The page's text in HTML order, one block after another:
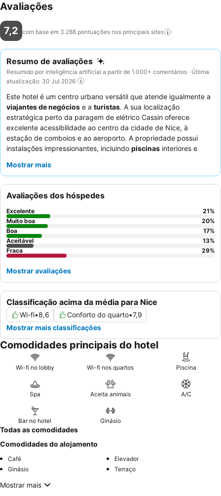
Avaliações
7,2 com base em 3.288 pontuações nos principais sites
Resumo de avaliações
Resumido por inteligência artificial a partir de 1.000+ comentários · Última
atualização: 30 Jul 2026
Este hotel é um centro urbano versátil que atende igualmente a
viajantes de negócios e a turistas. A sua localização
estratégica perto da paragem de elétrico Cassin oferece
excelente acessibilidade ao centro da cidade de Nice, à
estação de comboios e ao aeroporto. A propriedade possui
instalações impressionantes, incluindo piscinas interiores e
panorâmicas. Os hóspedes elogiam consistentemente a
pequeno-almoço receba críticas mistas, a presença de uma
máquina de sumo de laranja fresco
estadia mais tranquila, considere solicitar um quarto virado para
longe de potenciais fontes de ruído.
Mostrar mais
Classificação acima da média para Nice
Wi-fi•8,6 Conforto do quarto•7,9
Mostrar mais classificações
Avaliações dos hóspedes
Excelente 21%
Muito boa
20%
Boa
17%
Aceitável
13%
Fraca
29%
Mostrar avaliações
Comodidades principais do hotel
Wi-fi no lobby Wi-fi nos quartos Piscina
Spa Aceita animais A/C
Bar no hotel Ginásio
Todas as comodidades
Comodidades do alojamento
Café
Elevador
Ginásio
Terraço
Mostrar mais